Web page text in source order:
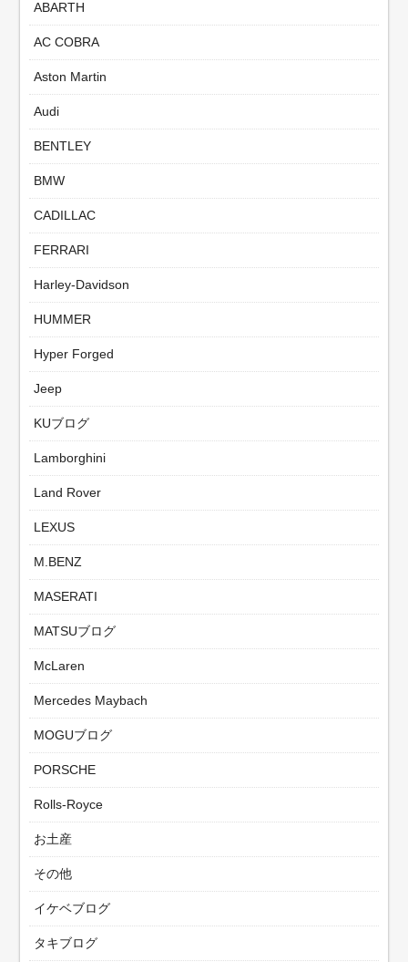
ABARTH
AC COBRA
Aston Martin
Audi
BENTLEY
BMW
CADILLAC
FERRARI
Harley-Davidson
HUMMER
Hyper Forged
Jeep
KUブログ
Lamborghini
Land Rover
LEXUS
M.BENZ
MASERATI
MATSUブログ
McLaren
Mercedes Maybach
MOGUブログ
PORSCHE
Rolls-Royce
お土産
その他
イケベブログ
タキブログ